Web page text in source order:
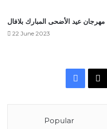
مهرجان عيد الأضحى المبارك بلافال
22 June 2023
X
Popular